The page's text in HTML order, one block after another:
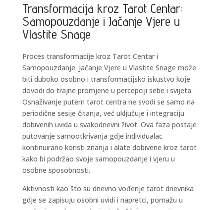
Transformacija kroz Tarot Centar:
Samopouzdanje i Jačanje Vjere u
Vlastite Snage
Proces transformacije kroz Tarot Centar i
Samopouzdanje: Jačanje Vjere u Vlastite Snage može
biti duboko osobno i transformacijsko iskustvo koje
dovodi do trajne promjene u percepciji sebe i svijeta.
Osnaživanje putem tarot centra ne svodi se samo na
periodične sesije čitanja, već uključuje i integraciju
dobivenih uvida u svakodnevni život. Ova faza postaje
putovanje samootkrivanja gdje individualac
kontinuirano koristi znanja i alate dobivene kroz tarot
kako bi podržao svoje samopouzdanje i vjeru u
osobne sposobnosti.
Aktivnosti kao što su dnevno vođenje tarot dnevnika
gdje se zapisuju osobni uvidi i napretci, pomažu u